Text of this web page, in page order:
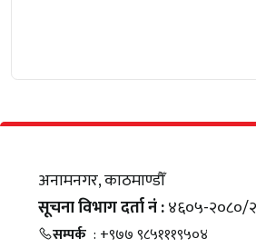
अनामनगर, काठमाण्डौँ
सूचना विभाग दर्ता नं :४६०५-२०८०/
सम्पर्क : +९७७ ९८५१११९५०४